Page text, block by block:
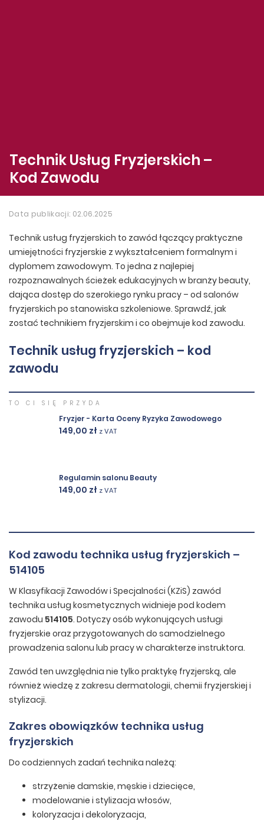
Technik Usług Fryzjerskich –
Kod Zawodu
Data publikacji: 02.06.2025
Technik usług fryzjerskich to zawód łączący praktyczne
umiejętności fryzjerskie z wykształceniem formalnym i
dyplomem zawodowym. To jedna z najlepiej
rozpoznawalnych ścieżek edukacyjnych w branży beauty,
dająca dostęp do szerokiego rynku pracy – od salonów
fryzjerskich po stanowiska szkoleniowe. Sprawdź, jak
zostać technikiem fryzjerskim i co obejmuje kod zawodu.
Technik usług fryzjerskich – kod
zawodu
TO CI SIĘ PRZYDA
Fryzjer - Karta Oceny Ryzyka Zawodowego
149,00 zł z VAT
Regulamin salonu Beauty
149,00 zł z VAT
Kod zawodu technika usług fryzjerskich –
514105
W Klasyfikacji Zawodów i Specjalności (KZiS) zawód
technika usług kosmetycznych widnieje pod kodem
zawodu 514105. Dotyczy osób wykonujących usługi
fryzjerskie oraz przygotowanych do samodzielnego
prowadzenia salonu lub pracy w charakterze instruktora.
Zawód ten uwzględnia nie tylko praktykę fryzjerską, ale
również wiedzę z zakresu dermatologii, chemii fryzjerskiej i
stylizacji.
Zakres obowiązków technika usług
fryzjerskich
Do codziennych zadań technika należą:
strzyżenie damskie, męskie i dziecięce,
modelowanie i stylizacja włosów,
koloryzacja i dekoloryzacja,